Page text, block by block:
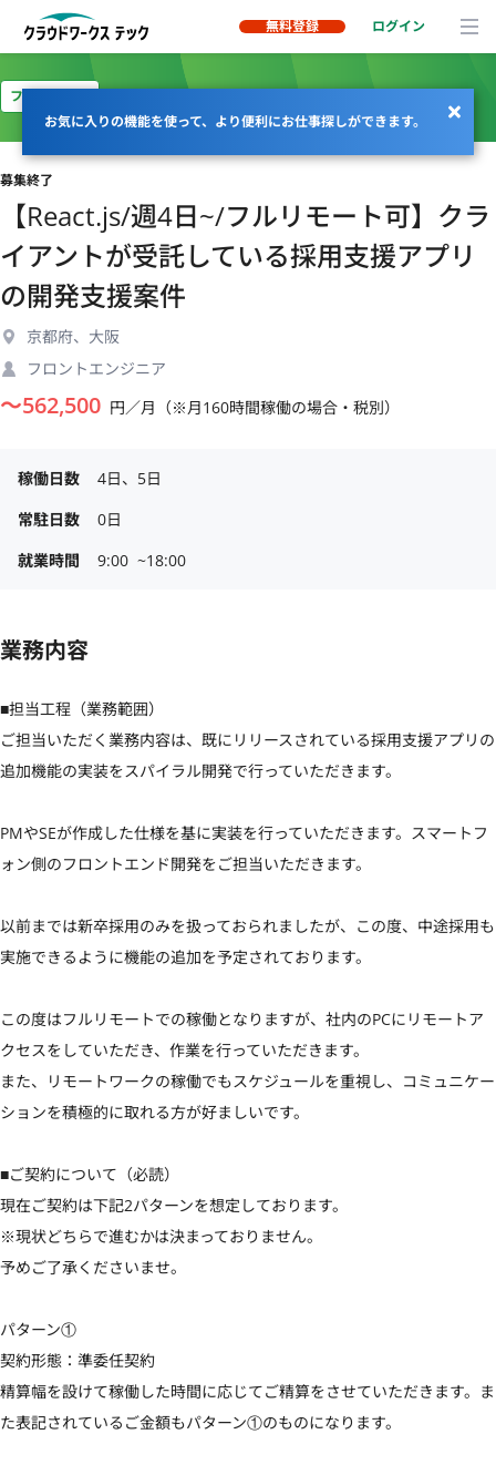
無料登録 ログイン
お気に入りの機能を使って、より便利にお仕事探しができます。
フルリモート
募集終了
【React.js/週4日~/フルリモート可】クラ
イアントが受託している採用支援アプリ
の開発支援案件
京都府、大阪
フロントエンジニア
〜562,500 円／月（※月160時間稼働の場合・税別）
稼働日数
4日、5日
常駐日数
0日
就業時間
9:00  ~18:00
業務内容
■担当工程（業務範囲）
ご担当いただく業務内容は、既にリリースされている採用支援アプリの
追加機能の実装をスパイラル開発で行っていただきます。
PMやSEが作成した仕様を基に実装を行っていただきます。スマートフ
ォン側のフロントエンド開発をご担当いただきます。
以前までは新卒採用のみを扱っておられましたが、この度、中途採用も
実施できるように機能の追加を予定されております。
この度はフルリモートでの稼働となりますが、社内のPCにリモートア
クセスをしていただき、作業を行っていただきます。
また、リモートワークの稼働でもスケジュールを重視し、コミュニケー
ションを積極的に取れる方が好ましいです。
■ご契約について（必読）
現在ご契約は下記2パターンを想定しております。
※現状どちらで進むかは決まっておりません。
予めご了承くださいませ。
パターン①
契約形態：準委任契約
精算幅を設けて稼働した時間に応じてご精算をさせていただきます。ま
た表記されているご金額もパターン①のものになります。